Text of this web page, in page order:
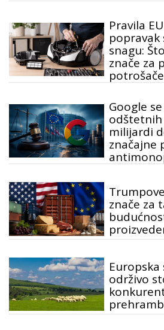
Pravila
popravak
snagu:
znače za
potrošače
Google
odštetnih
milijardi
značajne
znače za
održivo